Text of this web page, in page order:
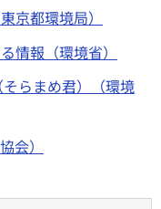
京都環境局）
情報（環境省）
らまめ君）（環境
会）